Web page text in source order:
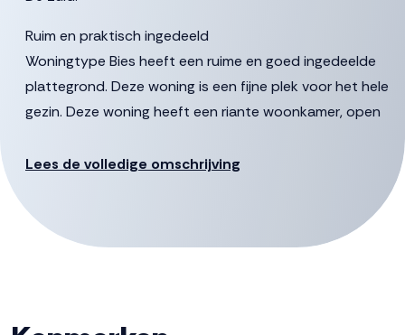
Ruim en praktisch ingedeeld
Woningtype Bies heeft een ruime en goed ingedeelde
plattegrond. Deze woning is een fijne plek voor het hele
gezin. Deze woning heeft een riante woonkamer, open
naar eigen smaak in te richten. Nog meer ruimte nodig?
Eerste en tweede verdieping
Op de eerste verdieping zijn drie ruime slaapkamers,
uiteraard aan te passen naar jouw smaak en wensen.
Lees de volledige omschrijving